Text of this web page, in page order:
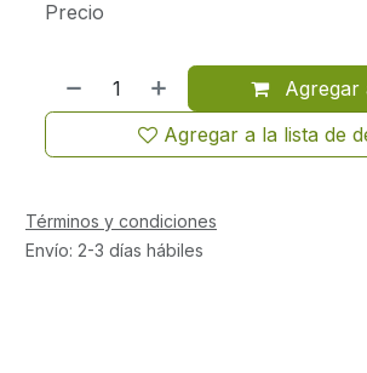
Agregar
Agregar a la lista de
Precio
Términos y condiciones
Envío: 2-3 días hábiles